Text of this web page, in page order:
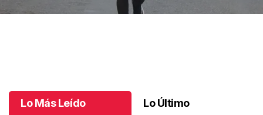
Lo Más Leído Lo Último